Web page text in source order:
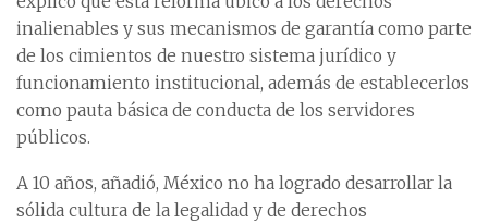
inalienables y sus mecanismos de garantía como parte
de los cimientos de nuestro sistema jurídico y
funcionamiento institucional, además de establecerlos
como pauta básica de conducta de los servidores
públicos.
A 10 años, añadió, México no ha logrado desarrollar la
sólida cultura de la legalidad y de derechos